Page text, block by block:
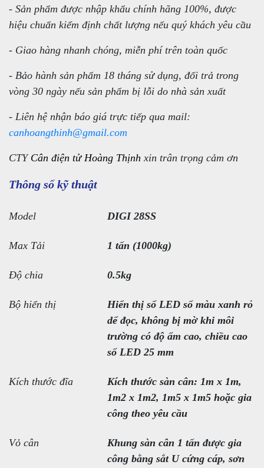
- Sản phẩm được nhập khẩu chính hãng 100%, được
hiệu chuẩn kiểm định chất lượng nếu quý khách yêu cầu
- Giao hàng nhanh chóng, miễn phí trên toàn quốc
- Bảo hành sản phẩm 18 tháng sử dụng, đổi trả trong
vòng 30 ngày nếu sản phẩm bị lỗi do nhà sản xuất
- Liên hệ nhận báo giá trực tiếp qua mail:
canhoangthinh@gmail.com
CTY Cân điện tử Hoàng Thịnh xin trân trọng cảm ơn
Thông số kỹ thuật
Model DIGI 28SS
Max Tải 1 tấn (1000kg)
Độ chia 0.5kg
Bộ hiển thị
Hiển thị số LED số màu xanh rỏ
dể đọc, không bị mờ khi môi
trường có độ ẩm cao, chiều cao
số LED 25 mm
Kích thước đĩa
Kích thước sàn cân: 1m x 1m,
1m2 x 1m2, 1m5 x 1m5 hoặc gia
công theo yêu cầu
Vỏ cân
Khung sàn cân 1 tấn được gia
công bằng sắt U cứng cáp, sơn